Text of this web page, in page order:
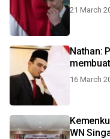
21 March
Nathan:
16 March
WN